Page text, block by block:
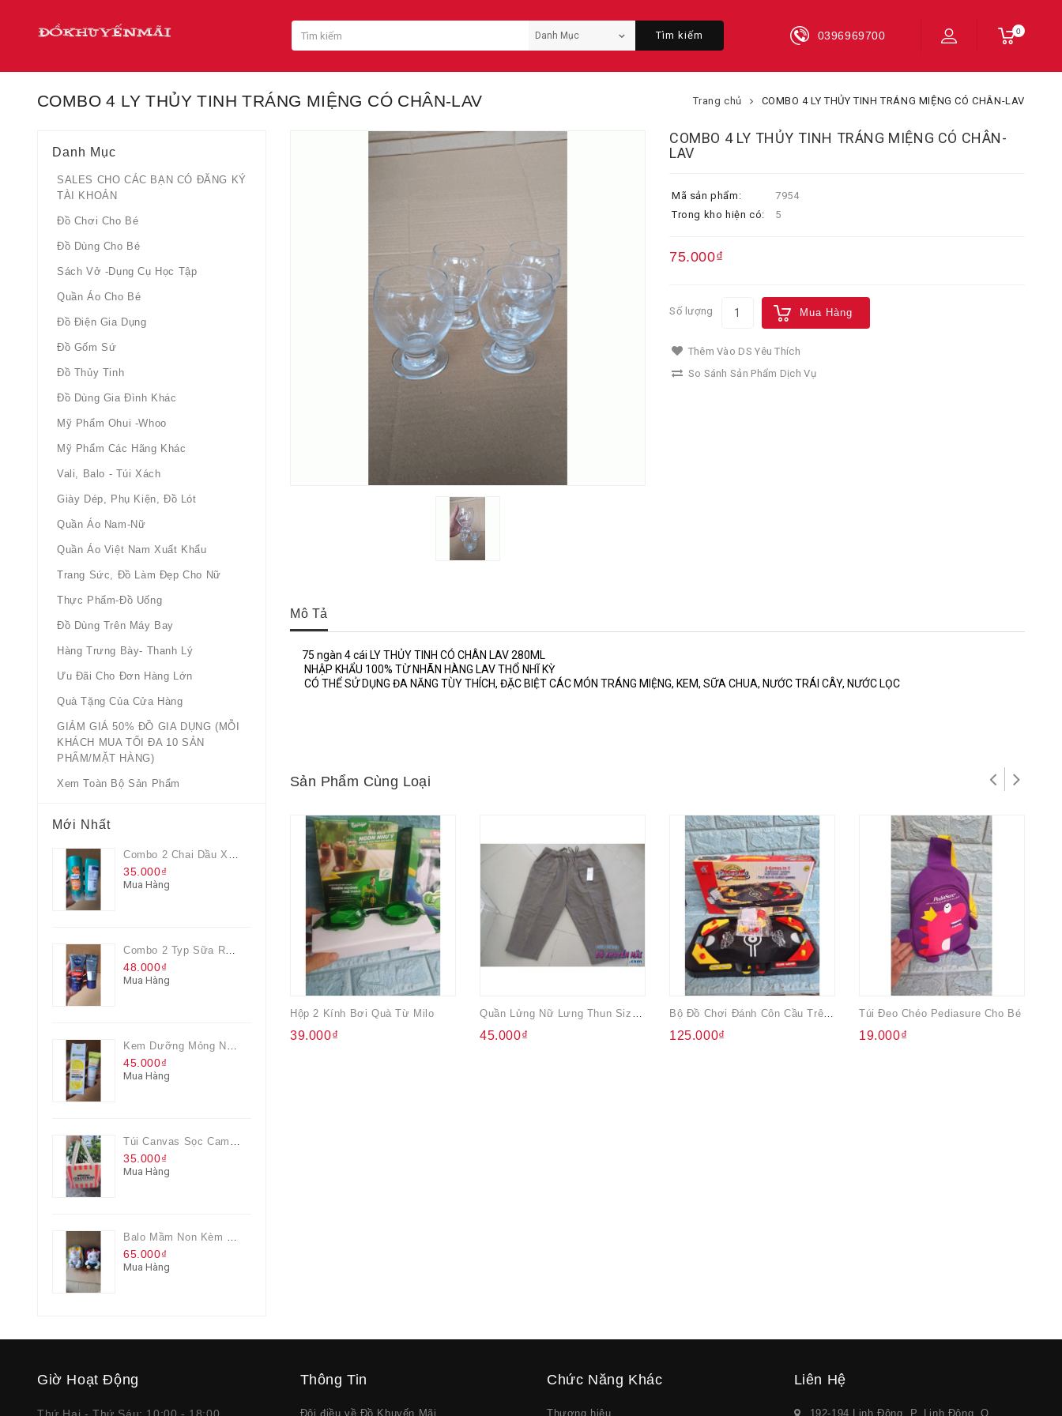
0
0396969700
Tìm kiếm
COMBO 4 LY THỦY TINH TRÁNG MIỆNG CÓ CHÂN-LAV Trang chủ COMBO 4 LY THỦY TINH TRÁNG MIỆNG CÓ CHÂN-LAV
Danh Mục
SALES CHO CÁC BẠN CÓ ĐĂNG KÝ
TÀI KHOẢN
Đồ Chơi Cho Bé
Đồ Dùng Cho Bé
Sách Vở -dụng Cụ Học Tập
Quần Áo Cho Bé
Đồ Điện Gia Dụng
Đồ Gốm Sứ
Đồ Thủy Tinh
Đồ Dùng Gia Đình Khác
Mỹ Phẩm Ohui -whoo
Mỹ Phẩm Các Hãng Khác
Vali, Balo - Túi Xách
Giày Dép, Phụ Kiện, Đồ Lót
Quần Áo Nam-Nữ
Quần Áo Việt Nam Xuất Khẩu
Trang Sức, Đồ Làm Đẹp Cho Nữ
Thực Phẩm-Đồ Uống
Đồ Dùng Trên Máy Bay
Hàng Trưng Bày- Thanh Lý
Ưu Đãi Cho Đơn Hàng Lớn
Quà Tặng Của Cửa Hàng
GIẢM GIÁ 50% ĐỒ GIA DỤNG (MỖI
KHÁCH MUA TỐI ĐA 10 SẢN
PHẨM/MẶT HÀNG)
Xem Toàn Bộ Sản Phẩm
Mới Nhất
Combo 2 Chai Dầu Xả Rejoice 3IN1 Siêu Mềm Mượt Chai 60ML
35.000₫
Mua Hàng
Combo 2 Typ Sữa Rửa Mặt Nivea Men Giúp Giảm Mụn, Giảm Hư Tổn Da
48.000₫
Mua Hàng
Kem Dưỡng Mỏng Nhẹ Cấp Ẩm & Sáng Da Vitamin C 20ml
45.000₫
Mua Hàng
Túi Canvas Sọc Cam Có Dây Kéo
35.000₫
Mua Hàng
Balo Mầm Non Kèm Thú Bông Cho Bé
65.000₫
Mua Hàng
COMBO 4 LY THỦY TINH TRÁNG MIỆNG CÓ CHÂN-
LAV
Mã sản phẩm:
7954
Trong kho hiện có:
5
75.000₫
Số lượng Mua Hàng
Thêm Vào DS Yêu Thích
So Sánh Sản Phẩm Dịch Vụ
Mô Tả
75 ngàn 4 cái LY THỦY TINH CÓ CHÂN LAV 280ML
NHẬP KHẨU 100% TỪ NHÃN HÀNG LAV THỔ NHĨ KỲ
CÓ THỂ SỬ DỤNG ĐA NĂNG TÙY THÍCH, ĐẶC BIỆT CÁC MÓN TRÁNG MIỆNG, KEM, SỮA CHUA, NƯỚC TRÁI CÂY, NƯỚC LỌC
Sản Phẩm Cùng Loại
Hộp 2 Kính Bơi Quà Từ Milo
39.000₫ 45.000₫ 125.000₫
Túi Đeo Chéo Pediasure Cho Bé
19.000₫
Giờ Hoạt Động Thông Tin
Đôi điều về Đồ Khuyến Mãi
Chức Năng Khác
Thương hiệu
Liên Hệ
192-194 Linh Đông, P. Linh Đông, Q.